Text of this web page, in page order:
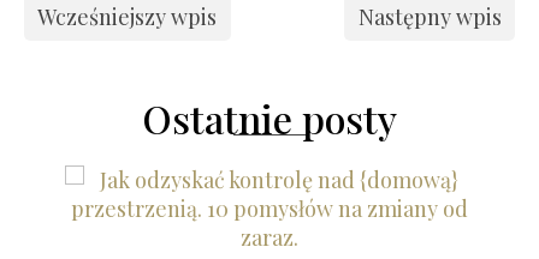
Wcześniejszy wpis Następny wpis
Ostatnie posty